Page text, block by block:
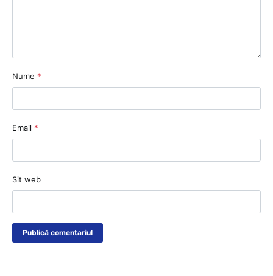
Nume *
Email *
Sit web